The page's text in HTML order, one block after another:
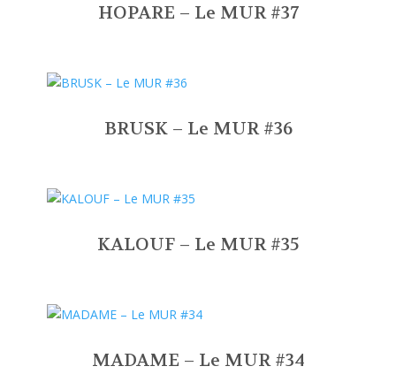
HOPARE – Le MUR #37
BRUSK – Le MUR #36
KALOUF – Le MUR #35
MADAME – Le MUR #34